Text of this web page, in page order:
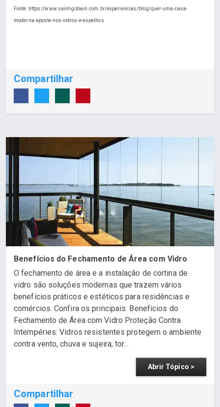
Fonte: https://www.saint-gobain.com.br/experiencias/blog/quer-uma-casa-
moderna-aposte-nos-vidros-e-espelhos
Compartilhar
Benefícios do Fechamento de Área com Vidro
O fechamento de área e a instalação de cortina de
vidro são soluções modernas que trazem vários
benefícios práticos e estéticos para residências e
comércios. Confira os principais: Benefícios do
Fechamento de Área com Vidro Proteção Contra
Intempéries: Vidros resistentes protegem o ambiente
contra vento, chuva e sujeira, tor...
Abrir Tópico >
Compartilhar